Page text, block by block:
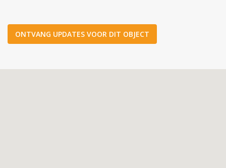
ONTVANG UPDATES VOOR DIT OBJECT